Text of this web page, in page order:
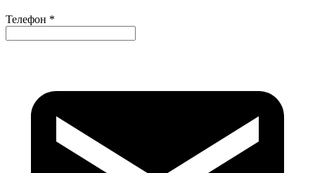
Телефон *